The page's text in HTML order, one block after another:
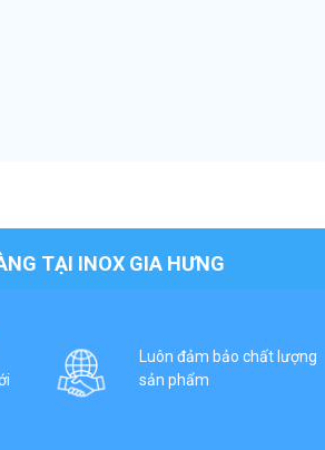
TẠI INOX GIA HƯNG
Luôn đảm bảo chất lượng
sản phẩm